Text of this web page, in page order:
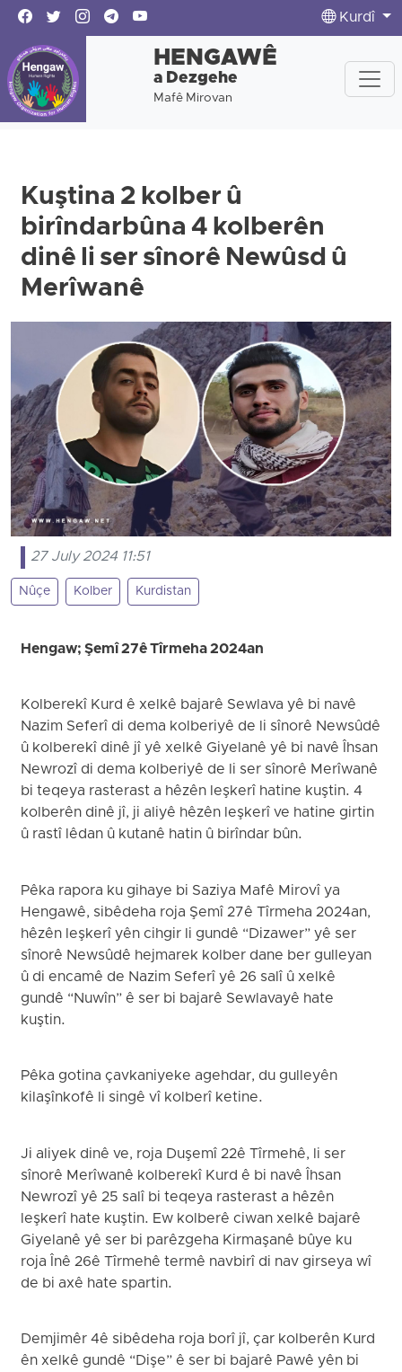
Kurdî
HENGAWÊ
a Dezgehe
Mafê Mirovan
Kuştina 2 kolber û
birîndarbûna 4 kolberên
dinê li ser sînorê Newûsd û
Merîwanê
27 July 2024 11:51
Nûçe Kolber Kurdistan
Hengaw; Şemî 27ê Tîrmeha 2024an
Kolberekî Kurd ê xelkê bajarê Sewlava yê bi navê
Nazim Seferî di dema kolberiyê de li sînorê Newsûdê
û kolberekî dinê jî yê xelkê Giyelanê yê bi navê Îhsan
Newrozî di dema kolberiyê de li ser sînorê Merîwanê
bi teqeya rasterast a hêzên leşkerî hatine kuştin. 4
kolberên dinê jî, ji aliyê hêzên leşkerî ve hatine girtin
û rastî lêdan û kutanê hatin û birîndar bûn.
Pêka rapora ku gihaye bi Saziya Mafê Mirovî ya
Hengawê, sibêdeha roja Şemî 27ê Tîrmeha 2024an,
hêzên leşkerî yên cihgir li gundê “Dizawer” yê ser
sînorê Newsûdê hejmarek kolber dane ber gulleyan
û di encamê de Nazim Seferî yê 26 salî û xelkê
gundê “Nuwîn” ê ser bi bajarê Sewlavayê hate
kuştin.
Pêka gotina çavkaniyeke agehdar, du gulleyên
kilaşînkofê li singê vî kolberî ketine.
Ji aliyek dinê ve, roja Duşemî 22ê Tîrmehê, li ser
sînorê Merîwanê kolberekî Kurd ê bi navê Îhsan
Newrozî yê 25 salî bi teqeya rasterast a hêzên
leşkerî hate kuştin. Ew kolberê ciwan xelkê bajarê
Giyelanê yê ser bi parêzgeha Kirmaşanê bûye ku
roja Înê 26ê Tîrmehê termê navbirî di nav girseya wî
de bi axê hate spartin.
Demjimêr 4ê sibêdeha roja borî jî, çar kolberên Kurd
ên xelkê gundê “Dişe” ê ser bi bajarê Pawê yên bi